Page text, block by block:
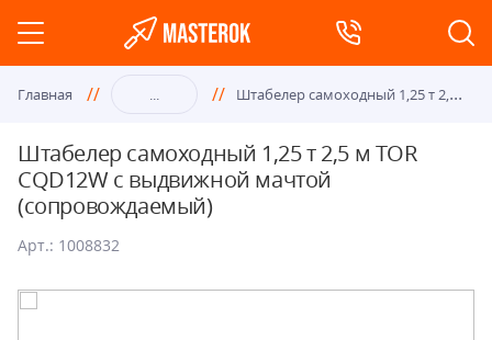
Главная ... Шта
белер самоходный 1,25 т 2,5 м TOR CQD12W с выдвижной мачтой (сопровождаемый)
Штабелер самоходный 1,25 т 2,5 м TOR
CQD12W с выдвижной мачтой
(сопровождаемый)
Арт.: 1008832